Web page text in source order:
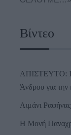
Βίντεο
ΑΠΙΣΤΕΥΤΟ:
Άνδρου για
Λιμάνι
Η Μονή